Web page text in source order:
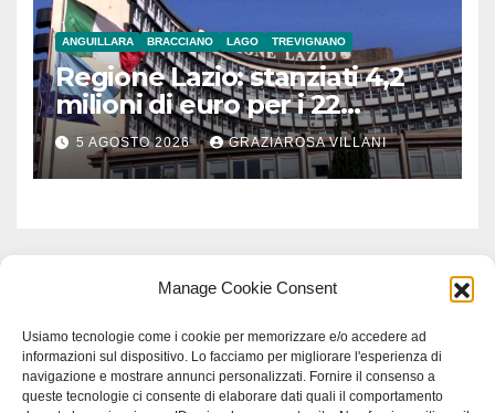
Manage Cookie Consent
Usiamo tecnologie come i cookie per memorizzare e/o accedere ad
informazioni sul dispositivo. Lo facciamo per migliorare l'esperienza di
navigazione e mostrare annunci personalizzati. Fornire il consenso a
queste tecnologie ci consente di elaborare dati quali il comportamento
ANGUILLARA BRACCIANO LAGO TREVIGNANO
Regione Lazio: stanziati 4,2
milioni di euro per i 22
Comuni dell’Etruria
Meridionale
5 AGOSTO 2026 GRAZIAROSA VILLANI